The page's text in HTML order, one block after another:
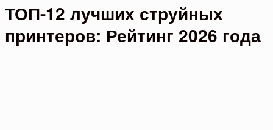
ТОП-12 лучших струйных
принтеров: Рейтинг 2026 года